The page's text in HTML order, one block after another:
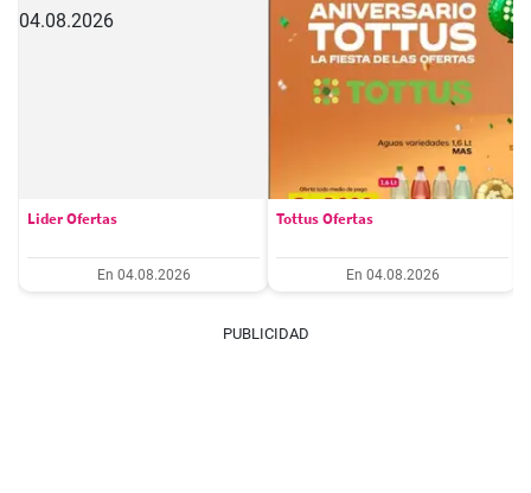
Lider Ofertas
En 04.08.2026
Tottus Ofertas
En 04.08.2026
PUBLICIDAD